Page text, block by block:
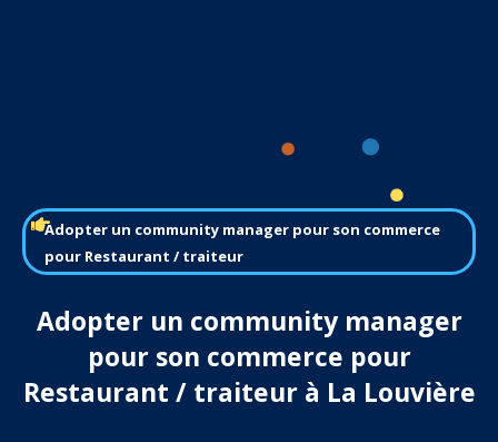
Adopter un community manager pour son commerce
pour Restaurant / traiteur
Adopter un community manager
pour son commerce pour
Restaurant / traiteur à La Louvière